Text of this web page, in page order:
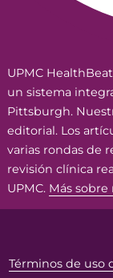
UPMC
un sistema
Pittsburgh.
editorial. Los
varias rondas de
revisión clínica
UPMC. Más
Términos de uso